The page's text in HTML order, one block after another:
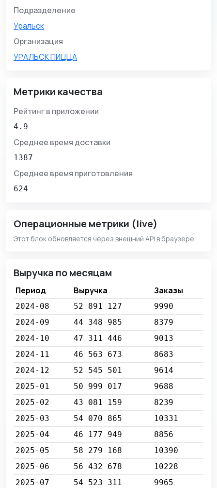
Подразделение
Уральск
Организация
УРАЛЬСК ПИЦЦА
Метрики качества
Рейтинг в приложении
4.9
Среднее время доставки
1387
Среднее время приготовления
624
Операционные метрики (live)
Этот блок обновляется через внешний API в браузере.
Выручка по месяцам
Период Выручка Заказы
2024-08 52 891 127
9990
2024-09
44 348 985
8379
2024-10
47 311 446
9013
2024-11
46 563 673
8683
2024-12
52 545 501
9614
2025-01
50 999 017
9688
2025-02
43 081 159
8239
2025-03
54 070 865
10331
2025-04
46 177 949
8856
2025-05
58 279 168
10390
2025-06
56 432 678
10228
2025-07
54 523 311
9965